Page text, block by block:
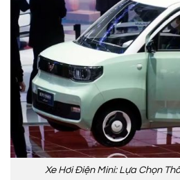
Xe Hơi Điện Mini: Lựa Chọn